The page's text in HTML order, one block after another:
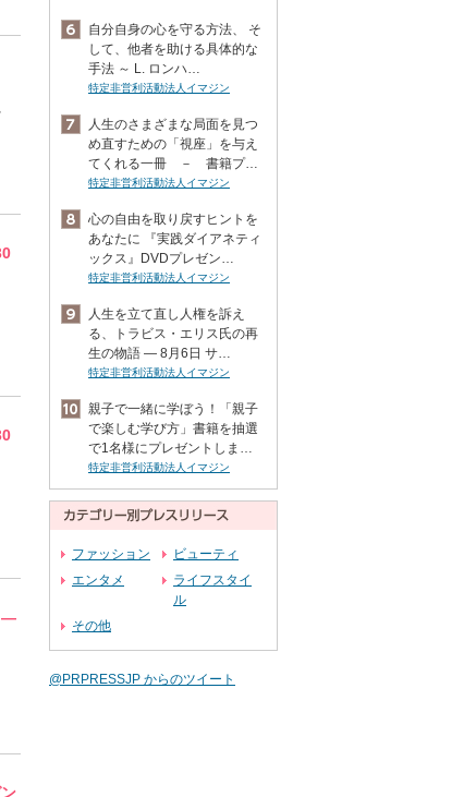
―
自分自身の心を守る方法、 そ
して、他者を助ける具体的な
手法 ～ L. ロンハ…
特定非営利活動法人イマジン
人生のさまざまな局面を見つ
め直すための「視座」を与え
てくれる一冊 － 書籍プ…
特定非営利活動法人イマジン
心の自由を取り戻すヒントを
あなたに 『実践ダイアネティ
ックス』DVDプレゼン…
特定非営利活動法人イマジン
人生を立て直し人権を訴え
る、トラビス・エリス氏の再
生の物語 ― 8月6日 サ…
特定非営利活動法人イマジン
親子で一緒に学ぼう！「親子
で楽しむ学び方」書籍を抽選
で1名様にプレゼントしま…
特定非営利活動法人イマジン
ファッション
ビューティ
エンタメ
ライフスタイ
ル
その他
@PRPRESSJP からのツイート